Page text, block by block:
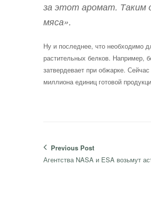
за этот аромат. Таким
мяса».
Ну и последнее, что необходимо
растительных белков. Например,
затвердевает при обжарке.
миллиона единиц готовой
Навигация
по
Previous Post
Previous
Агентства NASA и ESA возьмут